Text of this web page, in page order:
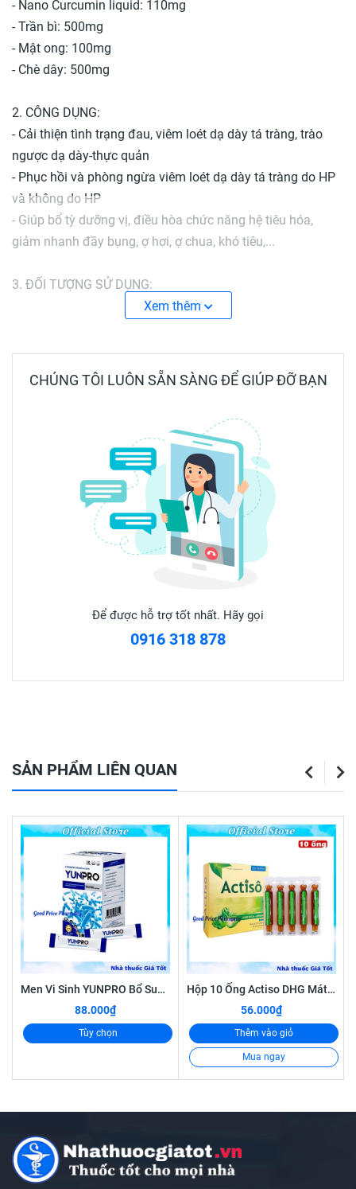
- Nano Curcumin liquid: 110mg
- Trần bì: 500mg
- Mật ong: 100mg
- Chè dây: 500mg
2. CÔNG DỤNG:
- Cải thiện tình trạng đau, viêm loét dạ dày tá tràng, trào
ngược dạ dày-thực quản
- Phục hồi và phòng ngừa viêm loét dạ dày tá tràng do HP
và không do HP
- Giúp bổ tỳ dưỡng vị, điều hòa chức năng hệ tiêu hóa,
giảm nhanh đầy bụng, ợ hơi, ợ chua, khó tiêu,...
3. ĐỐI TƯỢNG SỬ DỤNG:
- Người bị đau dạ dày - tá tràng
nhân khác...
- Uống trước khi ăn hoặc ngay khi đau
- Người lớn: 1 gói x 2-3 lần/ngày
◾DẠNG BÀO CHẾ: Dạng lỏng
◾QUY CÁCH ĐÓNG GÓI: Hộp 30 gói hoặc Hộp 20 gói
◾HẠN SỬ DỤNG: 36 tháng kể từ ngày sản xuất. Hạn sử
PHẦN DƯỢC TÂM DƯỢC.
#daudaday #daday #daubaotu #khotieu #daday
#daubung
Xem thêm
CHÚNG TÔI LUÔN SẴN SÀNG ĐỂ GIÚP ĐỠ BẠN
Để được hỗ trợ tốt nhất. Hãy gọi
0916 318 878
SẢN PHẨM LIÊN QUAN
Men Vi Sinh YUNPRO Bổ Sung Lợi Khuẩn Giúp Tăng Cường Hệ Vi Sinh Đường Ruột, Giảm Rối Loạn Tiêu Hóa
88.000₫
Tùy chọn
Hộp 10 Ống Actiso DHG Mát Gan, Giải Độc Gan
56.000₫
Thêm vào giỏ
Mua ngay